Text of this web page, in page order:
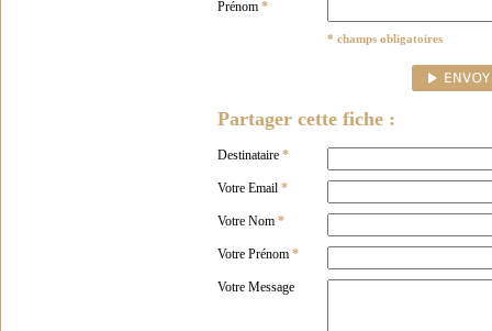
Prénom *
* champs obligatoires
Partager cette fiche :
Destinataire *
Votre Email *
Votre Nom *
Votre Prénom *
Votre Message